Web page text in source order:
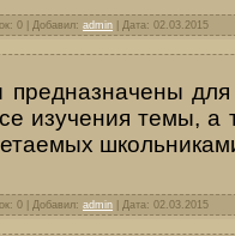
0 | Добавил: admin | Дата: 02.03.2015
предназначены
изучения темы, а
0 | Добавил: admin | Дата: 02.03.2015